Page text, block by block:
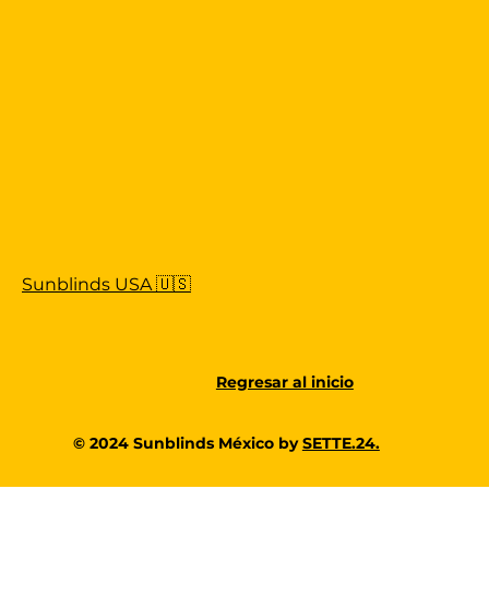
Sunblinds USA 🇺🇸
© 2024 Sunblinds México bySETTE.24.
Regresar al inicio